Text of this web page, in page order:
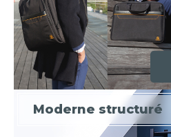
Moderne structuré